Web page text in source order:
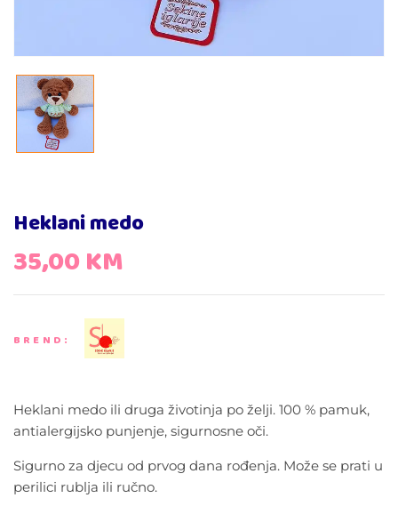
Heklani medo
35,00KM
BREND:
Heklani medo ili druga životinja po želji. 100 % pamuk,
antialergijsko punjenje, sigurnosne oči.
Sigurno za djecu od prvog dana rođenja. Može se prati u
perilici rublja ili ručno.